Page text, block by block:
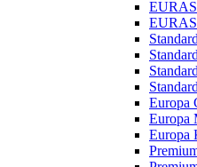
Europa
Europa
Europa